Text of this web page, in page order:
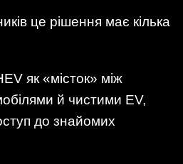
це рішення має кілька
як «місток» між
й чистими EV,
до знайомих